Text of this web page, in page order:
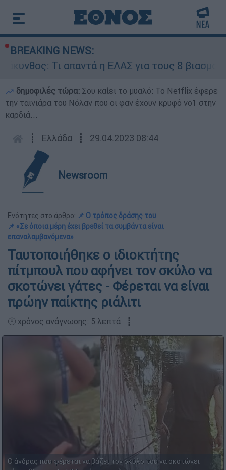
BREAKING NEWS:
Τι απαντά η ΕΛΑΣ για τους 8 βιασμούς
δημοφιλές τώρα: Σου καίει το μυαλό: Το Netflix έφερε
την ταινιάρα του Νόλαν που οι φαν έχουν κρυφό νο1 στην
καρδιά...
┋ Ελλάδα ┋ 29.04.2023 08:44
Newsroom
Ενότητες στο άρθρο: 📌 Ο τρόπος δράσης του
📌 «Σε όποια μέρη έχει βρεθεί τα συμβάντα είναι
επαναλαμβανόμενα»
Ταυτοποιήθηκε ο ιδιοκτήτης
πίτμπουλ που αφήνει τον σκύλο να
σκοτώνει γάτες - Φέρεται να είναι
πρώην παίκτης ριάλιτι
🕛 χρόνος ανάγνωσης: 5 λεπτά ┋
Ο άνδρας που φέρεται να βάζει τον σκύλο του να σκοτώνει